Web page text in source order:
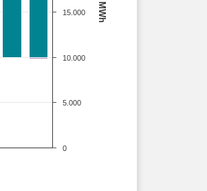
MWh
0
5.000
10.000
15.000